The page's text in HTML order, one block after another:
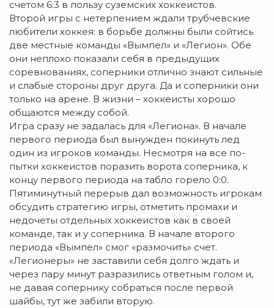
счетом 6:3 в пользу суземских хоккеистов.
Второй игры с нетерпением ждали трубчевские
любители хоккея: в борьбе должны были сойтись
две местные команды «Вымпел» и «Легион». Обе
они неплохо показали себя в предыдущих
соревнованиях, соперники отлично знают сильные
и слабые стороны друг друга. Да и соперники они
только на арене. В жизни – хоккеисты хорошо
общаются между собой.
Игра сразу не задалась для «Легиона». В начале
первого периода был вынужден покинуть лед
один из игроков команды. Несмотря на все по­
пытки хоккеистов по­­разить ворота соперника, к
концу первого периода на табло горело 0:0.
Пятиминутный перерыв дал возможность игрокам
обсудить стратегию игры, отметить промахи и
недочеты отдельных хоккеистов как в своей
команде, так и у соперника. В начале второго
периода «Вымпел» смог «размочить» счет.
«Легионеры» не заставили себя долго ждать и
через пару минут разразились ответным голом и,
не давая сопернику собраться после первой
шайбы, тут же забили вторую.